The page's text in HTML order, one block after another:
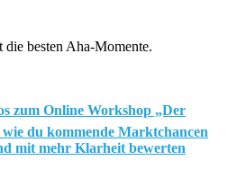
die besten Aha-Momente.
zum Online Workshop „Der
du kommende Marktchancen
mit mehr Klarheit bewerten